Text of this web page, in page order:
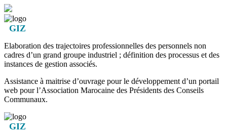
GIZ
Elaboration des trajectoires professionnelles des personnels non
cadres d’un grand groupe industriel ; définition des processus et des
instances de gestion associés.
Assistance à maitrise d’ouvrage pour le développement d’un portail
web pour l’Association Marocaine des Présidents des Conseils
Communaux.
GIZ